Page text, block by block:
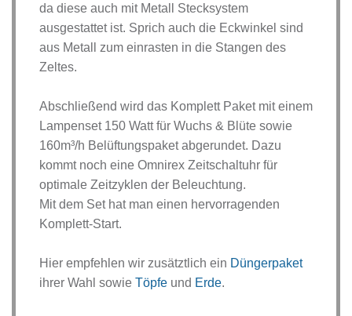
da diese auch mit Metall Stecksystem
ausgestattet ist. Sprich auch die Eckwinkel sind
aus Metall zum einrasten in die Stangen des
Zeltes.
Abschließend wird das Komplett Paket mit einem
Lampenset 150 Watt für Wuchs & Blüte sowie
160m³/h Belüftungspaket abgerundet. Dazu
kommt noch eine Omnirex Zeitschaltuhr für
optimale Zeitzyklen der Beleuchtung.
Mit dem Set hat man einen hervorragenden
Komplett-Start.
Hier empfehlen wir zusätztlich ein Düngerpaket
ihrer Wahl sowie Töpfe und Erde.